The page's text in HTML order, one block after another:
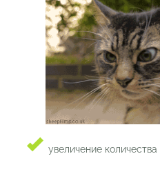
увеличение количества